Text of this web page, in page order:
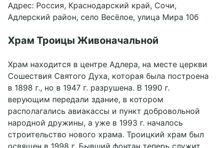
Адрес: Россия, Краснодарский край, Сочи,
Адлерский район, село Весёлое, улица Мира 10б
Храм Троицы Живоначальной
Храм находится в центре Адлера, на месте церкви
Сошествия Святого Духа, которая была построена
в 1898 г., но в 1947 г. разрушена. В 1990 г.
верующим передали здание, в котором
располагались авиакассы и пункт добровольной
народной дружины, а уже в 1993 г. началось
строительство нового храма. Троицкий храм был
освящен в 1998 г. Бывший фонтан теперь служит